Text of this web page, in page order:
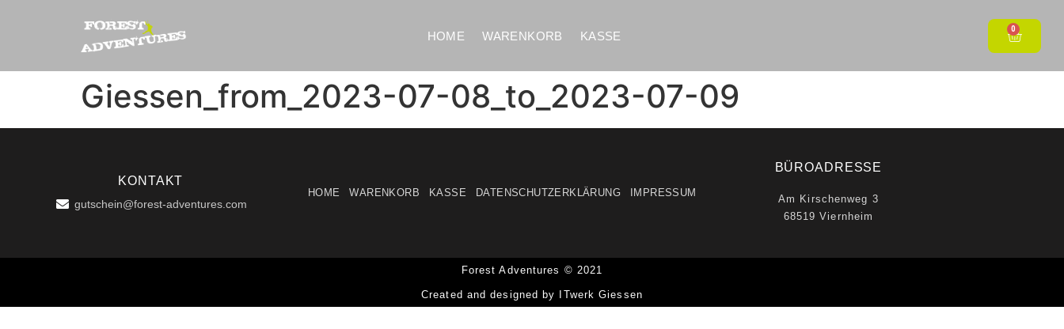
HOME WARENKORB KASSE
0
Giessen_from_2023-07-08_to_2023-07-09
KONTAKT
gutschein@forest-adventures.com
HOME WARENKORB KASSE DATENSCHUTZERKLÄRUNG IMPRESSUM
BÜROADRESSE
Am Kirschenweg 3
68519 Viernheim
Forest Adventures © 2021
Created and designed by ITwerk Giessen